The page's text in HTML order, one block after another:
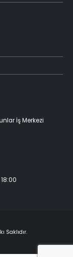
İş Merkezi
Saklıdır.